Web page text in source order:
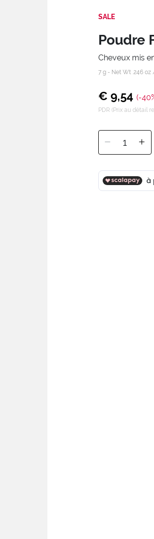
SALE
Poudre
Cheveux mis
7 g - Net Wt .246 oz
€ 9,54 (-
PDR (Prix au détail
1